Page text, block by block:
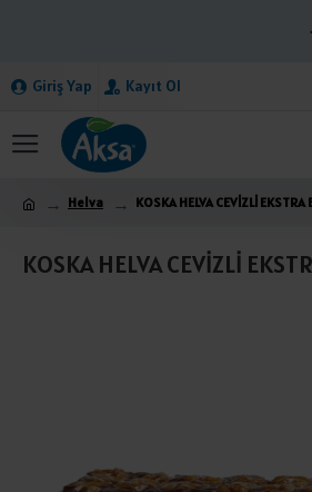
Giriş Yap Kayıt Ol
Helva KOSKA HELVA CEVİZLİ EKSTRA
KOSKA HELVA CEVİZLİ